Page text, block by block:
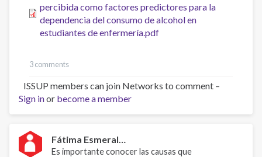
percibida como factores predictores para la
dependencia del consumo de alcohol en
estudiantes de enfermería.pdf
3 comments
ISSUP members can join Networks to comment –
Sign inor become a member
Fátima Esmeral…
Es importante conocer las causas que